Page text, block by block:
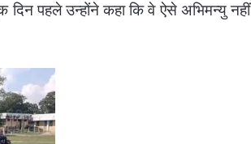
पहले उन्होंने कहा कि वे ऐसे अभिमन्यु नहीं